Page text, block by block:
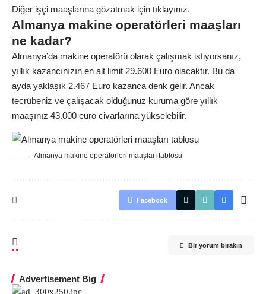
Diğer işçi maaşlarına gözatmak için tıklayınız.
Almanya makine operatörleri maaşları
ne kadar?
Almanya’da makine operatörü olarak çalışmak istiyorsanız,
yıllık kazancınızın en alt limit 29.600 Euro olacaktır. Bu da
ayda yaklaşık 2.467 Euro kazanca denk gelir. Ancak
tecrübeniz ve çalışacak olduğunuz kuruma göre yıllık
maaşınız 43.000 euro civarlarına yükselebilir.
Almanya makine operatörleri maaşları tablosu
Facebook
Bir yorum bırakın
Advertisement Big